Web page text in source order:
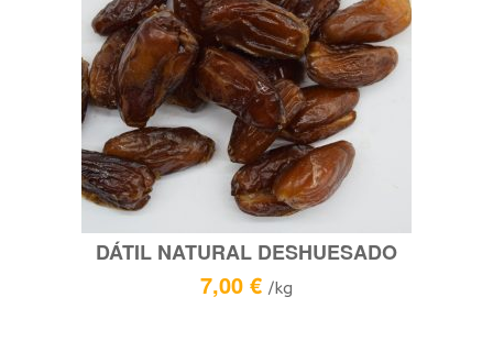
DÁTIL NATURAL DESHUESADO
7,00 € /kg